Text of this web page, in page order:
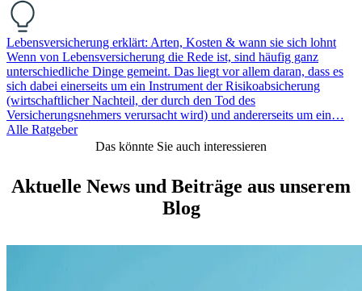
Lebensversicherung erklärt: Arten, Kosten & wann sie sich lohnt
Wenn von Lebensversicherung die Rede ist, sind häufig ganz
unterschiedliche Dinge gemeint. Das liegt vor allem daran, dass es
sich dabei einerseits um ein Instrument der Risikoabsicherung
(wirtschaftlicher Nachteil, der durch den Tod des
Versicherungsnehmers verursacht wird) und andererseits um ein…
Alle Ratgeber
Das könnte Sie auch interessieren
Aktuelle News und Beiträge aus unserem
Blog